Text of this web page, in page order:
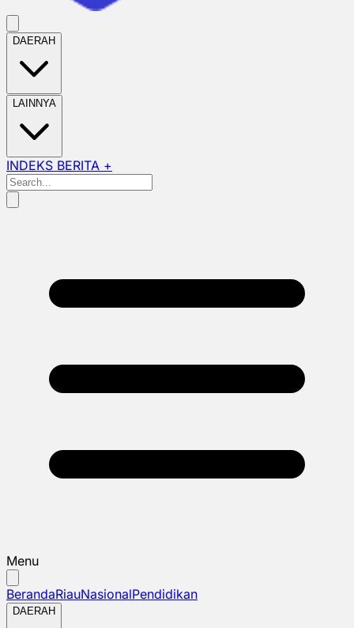
DAERAH
LAINNYA
INDEKS BERITA +
Menu
BerandaRiauNasionalPendidikan
DAERAH